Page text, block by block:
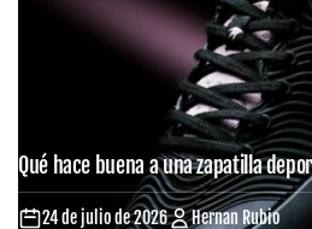
Qué hace buena a una zapatilla
24 de julio de 2026 Hernan Rubio